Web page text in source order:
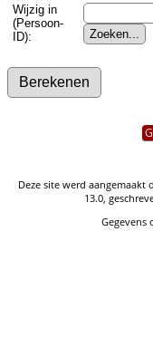
Wijzig in
(Persoon-
ID):
Deze site werd aangemaakt
13.0,